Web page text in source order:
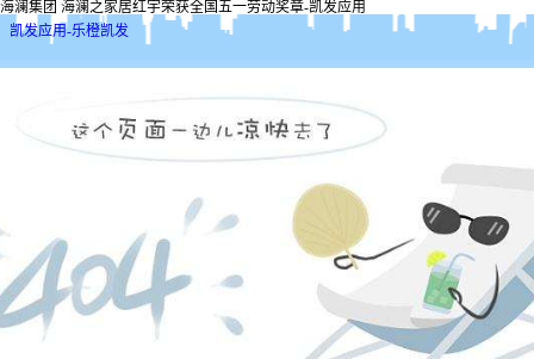
海澜集团 海澜之家居红宇荣获全国五一劳动奖章-凯发应用
凯发应用-乐橙凯发